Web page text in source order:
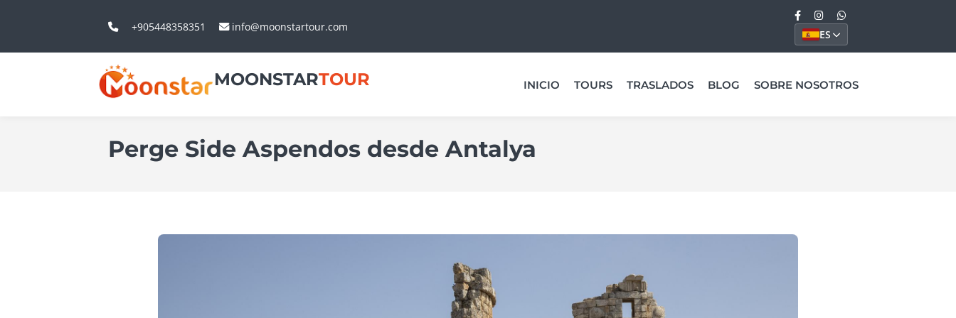
+905448358351 info@moonstartour.com
ES
MOONSTARTOUR INICIO TOURS TRASLADOS BLOG SOBRE NOSOTROS
Perge Side Aspendos desde Antalya